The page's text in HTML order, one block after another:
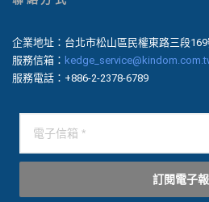
企業地址：台北市松山區民權東路三段
服務信箱：
服務電話：+886-2-2378-6789
訂閱電子報